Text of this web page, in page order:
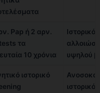
Pap ή 2 αρν.
τα
10 χρόνια
Ιστορικό
υψηλού
ιστορικό
ιστορικό